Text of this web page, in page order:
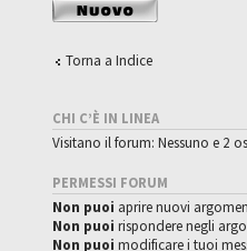
Scrivi un nuovo
argomento
Torna a Indice
CHI C’È IN LINEA
Visitano il forum: Nessuno e 2
PERMESSI FORUM
Non puoi aprire nuovi
Non puoi rispondere negli
Non puoi modificare i tuoi